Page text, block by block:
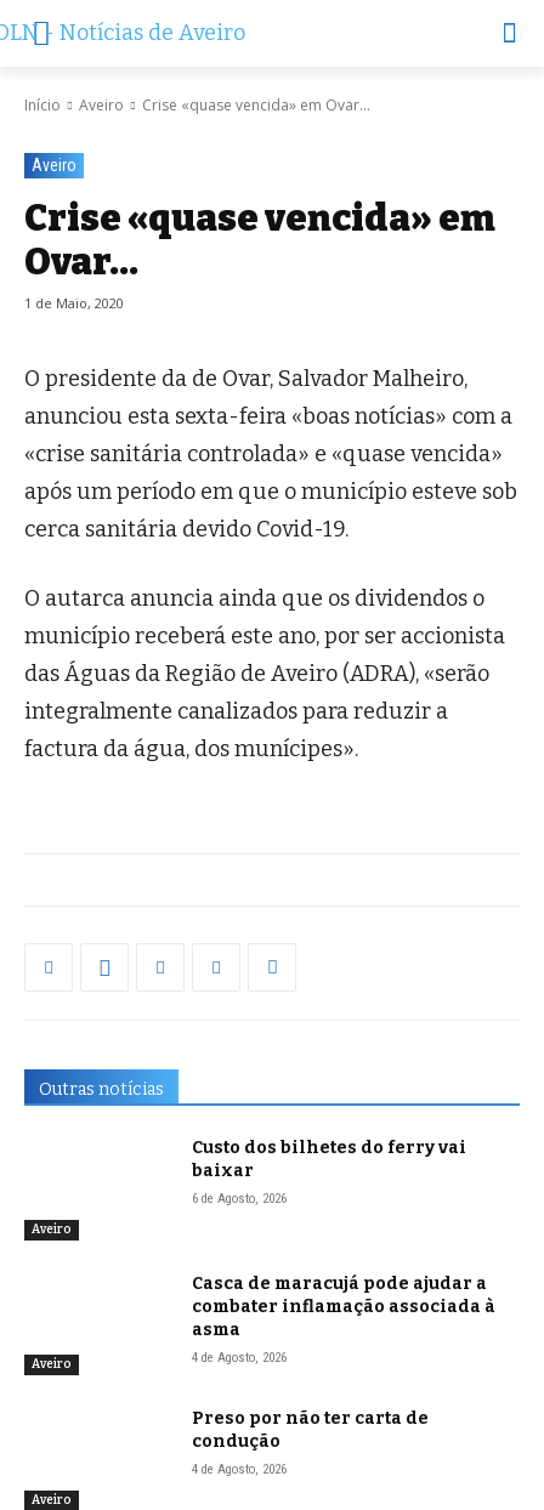
Início Aveiro Crise «quase vencida» em Ovar...
Aveiro
Crise «quase vencida» em
Ovar…
1 de Maio, 2020
O presidente da de Ovar, Salvador Malheiro,
anunciou esta sexta-feira «boas notícias» com a
«crise sanitária controlada» e «quase vencida»
após um período em que o município esteve sob
cerca sanitária devido Covid-19.
O autarca anuncia ainda que os dividendos o
município receberá este ano, por ser accionista
das Águas da Região de Aveiro (ADRA), «serão
integralmente canalizados para reduzir a
factura da água, dos munícipes».
Outras notícias
Aveiro
Custo dos bilhetes do ferry vai
baixar
6 de Agosto, 2026
Aveiro
Casca de maracujá pode ajudar a
combater inflamação associada à
asma
4 de Agosto, 2026
Aveiro
Preso por não ter carta de
condução
4 de Agosto, 2026